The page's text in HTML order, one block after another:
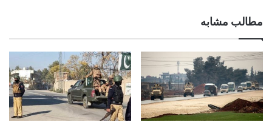
مطالب مشابه